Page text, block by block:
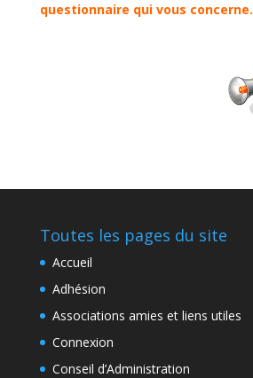
questionnaire qui vous concerne.
Toutes les pages du site
Accueil
Adhésion
Associations amies et liens utiles
Connexion
Conseil d’Administration